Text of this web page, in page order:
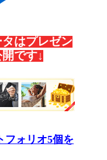
はプレゼン
です↓
フォリオ5個を